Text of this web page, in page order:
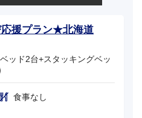
援プラン★北海道
ド2台+スタッキングベッ
食事なし